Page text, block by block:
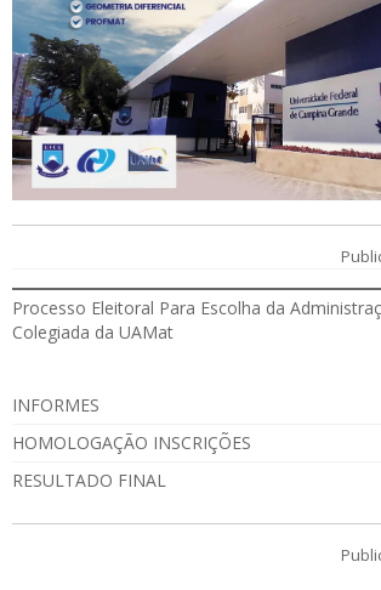
Processo Eleitoral Para Escolha da
Colegiada da UAMat
INFORMES
HOMOLOGAÇÃO INSCRIÇÕES
RESULTADO FINAL